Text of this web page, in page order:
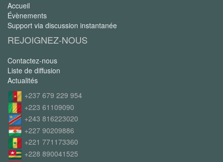
Accueil
Évènements
Support via discussion instantanée
REJOIGNEZ-NOUS
Contactez-nous
Liste de diffusion
Actualités
+237 679 229 954
+223 61109090
+243 816223020
+227 90209886
+221 771173360
+228 890041525